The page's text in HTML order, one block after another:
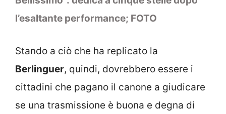
l’esaltante performance; FOTO
Stando a ciò che ha replicato la
Berlinguer, quindi, dovrebbero essere i
cittadini che pagano il canone a giudicare
se una trasmissione è buona e degna di